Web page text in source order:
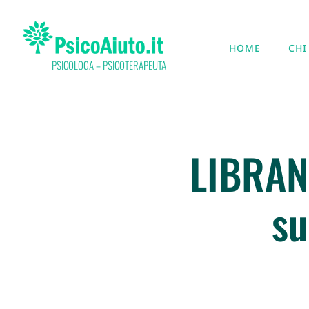
PSICOLOGA – PSICOTERAPEUTA
HOME